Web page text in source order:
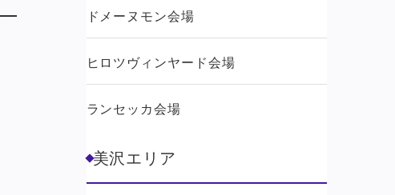
ドメーヌモン会場
ヒロツヴィンヤード会場
ランセッカ会場
美沢エリア